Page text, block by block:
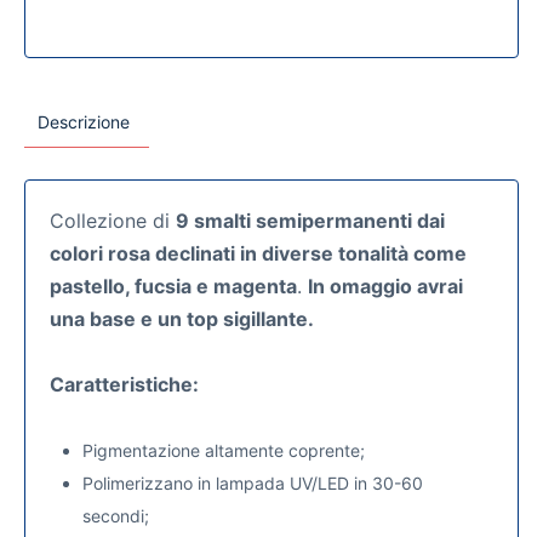
Descrizione
Collezione di 9 smalti semipermanenti dai
colori rosa declinati in diverse tonalità come
pastello, fucsia e magenta. In omaggio avrai
una base e un top sigillante.
Caratteristiche:
Pigmentazione altamente coprente;
Polimerizzano in lampada UV/LED in 30-60
secondi;